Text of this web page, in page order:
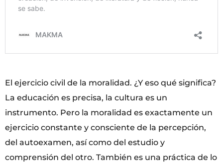
El ejercicio civil de la moralidad. ¿Y eso qué significa?
La educación es precisa, la cultura es un
instrumento. Pero la moralidad es exactamente un
ejercicio constante y consciente de la percepción,
del autoexamen, así como del estudio y
comprensión del otro. También es una práctica de lo